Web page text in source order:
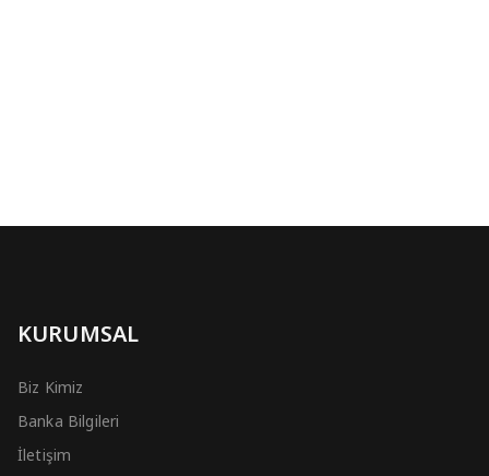
KURUMSAL
Biz Kimiz
Banka Bilgileri
İletişim